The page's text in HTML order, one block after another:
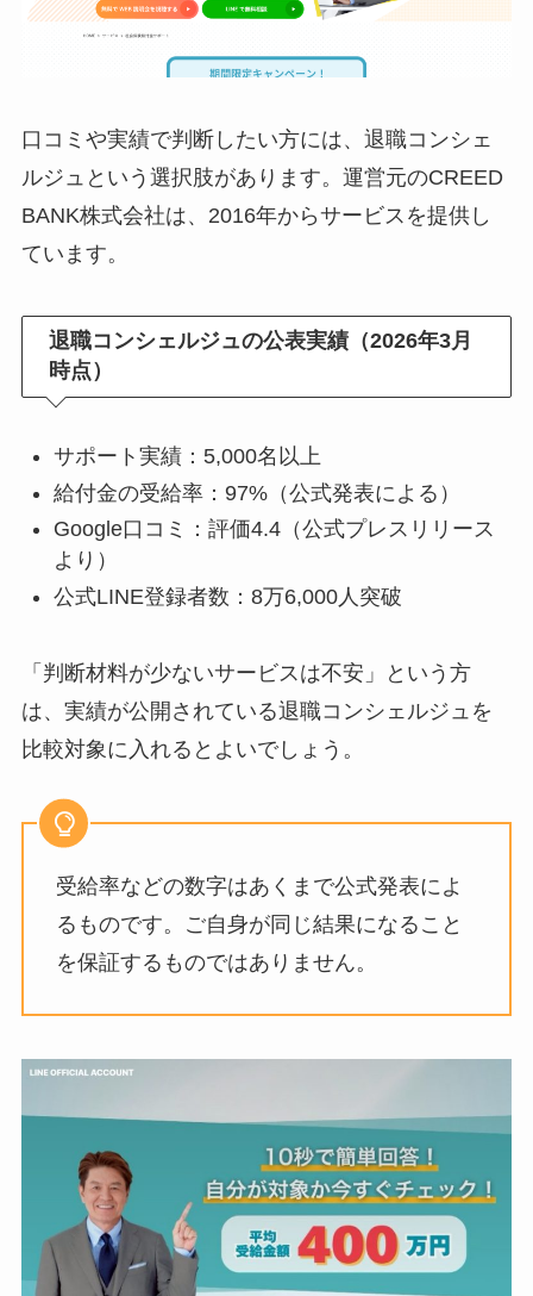
口コミや実績で判断したい方には、退職コンシェ
ルジュという選択肢があります。運営元のCREED
BANK株式会社は、2016年からサービスを提供し
ています。
退職コンシェルジュの公表実績（2026年3月
時点）
サポート実績：5,000名以上
給付金の受給率：97%（公式発表による）
Google口コミ：評価4.4（公式プレスリリース
より）
公式LINE登録者数：8万6,000人突破
「判断材料が少ないサービスは不安」という方
は、実績が公開されている退職コンシェルジュを
比較対象に入れるとよいでしょう。
受給率などの数字はあくまで公式発表によ
るものです。ご自身が同じ結果になること
を保証するものではありません。